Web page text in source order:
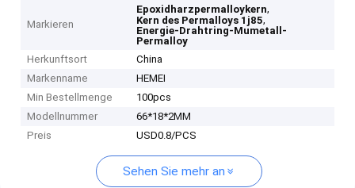
Markieren
Epoxidharzpermalloykern,
Kern des Permalloys 1j85,
Energie-Drahtring-Mumetall-
Permalloy
Herkunftsort
China
Markenname
HEMEI
Min Bestellmenge
100pcs
Modellnummer
66*18*2MM
Preis
USD0.8/PCS
Sehen Sie mehr an